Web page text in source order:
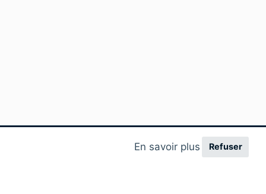
En savoir plus Refuser